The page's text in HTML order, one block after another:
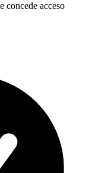
concede acceso